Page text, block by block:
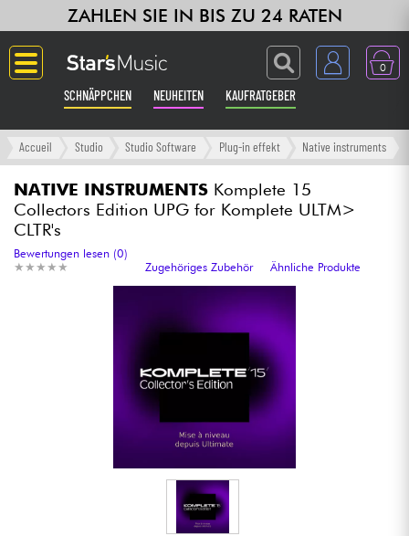
ZAHLEN SIE IN BIS ZU 24 RATEN
0
SCHNÄPPCHEN NEUHEITEN KAUFRATGEBER
Langue
Gitarre & Bass
Klaviere & Piano
Synths & samplers
Accueil Studio Studio Software Plug-in effekt Native instruments
NATIVE INSTRUMENTS Komplete 15
Collectors Edition UPG for Komplete ULTM>
CLTR's
★ ★ ★ ★ ★
★ ★ ★ ★ ★
Bewertungen lesen (0)
Zugehöriges Zubehör
Ähnliche Produkte